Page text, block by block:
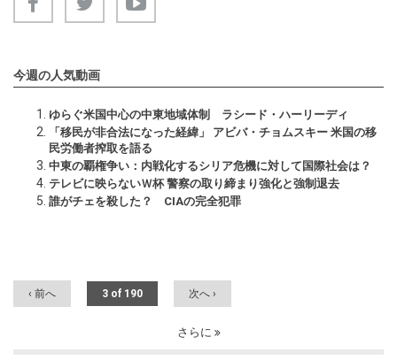
今週の人気動画
ゆらぐ米国中心の中東地域体制 ラシード・ハーリーディ
「移民が非合法になった経緯」 アビバ・チョムスキー 米国の移
民労働者搾取を語る
中東の覇権争い：内戦化するシリア危機に対して国際社会は？
テレビに映らないＷ杯 警察の取り締まり強化と強制退去
誰がチェを殺した？ CIAの完全犯罪
‹ 前へ 3 of 190 次へ ›
さらに